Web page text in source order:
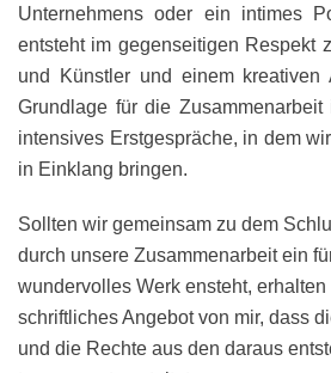
Unternehmens oder ein intimes
entsteht im gegenseitigen Respekt
und Künstler und einem kreativen
Grundlage für die
intensives Erstgespräche, in dem
in Einklang bringen.
Sollten wir gemeinsam zu dem
durch unsere Zusammenarbeit ein
wundervolles Werk ensteht,
schriftliches Angebot von mir, dass
und die Rechte aus den daraus